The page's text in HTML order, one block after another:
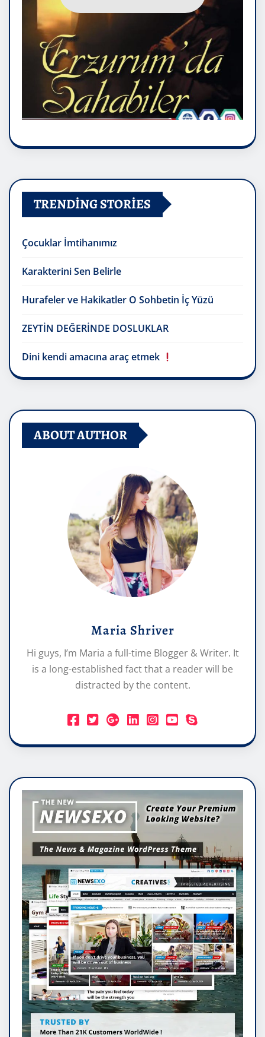
TRENDING STORIES
Çocuklar İmtihanımız
Karakterini Sen Belirle
Hurafeler ve Hakikatler O Sohbetin İç Yüzü
ZEYTİN DEĞERİNDE DOSLUKLAR
Dini kendi amacına araç etmek
ABOUT AUTHOR
Maria Shriver
Hi guys, I’m Maria a full-time Blogger & Writer. It
is a long-established fact that a reader will be
distracted by the content.